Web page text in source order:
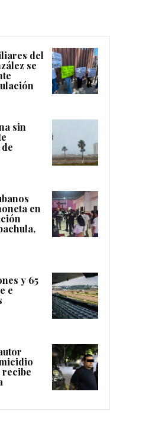
del
se
sin
en
y 65
e
recibe